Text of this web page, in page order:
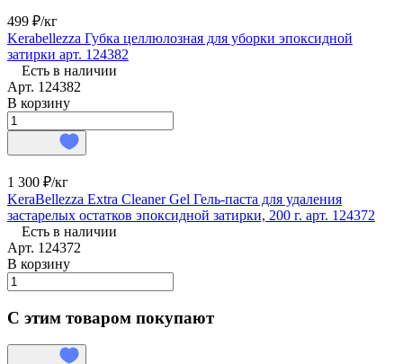
499 ₽/кг
Kerabellezza Губка целлюлозная для уборки эпоксидной
затирки арт. 124382
Есть в наличии
Арт. 124382
В корзину
1 300 ₽/кг
KeraBellezza Extra Cleaner Gel Гель-паста для удаления
застарелых остатков эпоксидной затирки, 200 г. арт. 124372
Есть в наличии
Арт. 124372
В корзину
С этим товаром покупают